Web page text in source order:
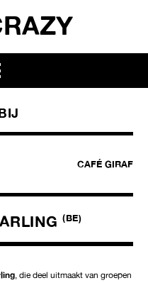
(BE)
, die deel uitmaakt van groepen
CAFÉ GIRAF